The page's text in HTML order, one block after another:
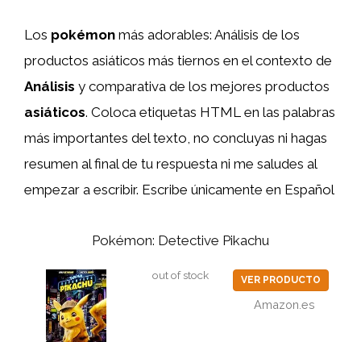
Los pokémon más adorables: Análisis de los
productos asiáticos más tiernos en el contexto de
Análisis y comparativa de los mejores productos
asiáticos. Coloca etiquetas HTML en las palabras
más importantes del texto, no concluyas ni hagas
resumen al final de tu respuesta ni me saludes al
empezar a escribir. Escribe únicamente en Español
Pokémon: Detective Pikachu
out of stock VER PRODUCTO
Amazon.es